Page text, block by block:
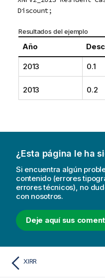
Discount;
Resultados del ejemplo
Año
2013 0.1
2013 0.2
¿Esta página le ha
Si encuentra algún
contenido (errores
errores técnicos), no
con nosotros.
Deje aquí sus
XIRR